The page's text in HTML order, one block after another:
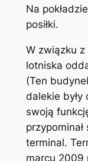
Na
posiłki.
W związku z
lotniska
(Ten
dalekie były
swoją
terminal.
marcu 2009